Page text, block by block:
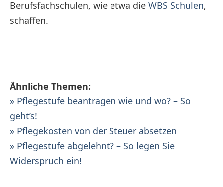
Berufsfachschulen, wie etwa die WBS Schulen,
schaffen.
Ähnliche Themen:
» Pflegestufe beantragen wie und wo? – So
geht’s!
» Pflegekosten von der Steuer absetzen
» Pflegestufe abgelehnt? – So legen Sie
Widerspruch ein!